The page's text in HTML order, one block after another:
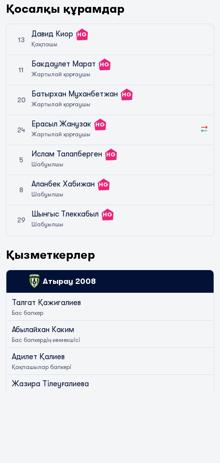
Қосалқы құрамдар
13
Давид Киор
Қақпашы
HG
11
Бакдаулет Марат
Жартылай қорғаушы
HG
20
Батырхан Муханбетжан
Жартылай қорғаушы
HG
24
Ерасыл Жанузак
Жартылай қорғаушы
HG
5
Ислам Талапберген
Шабуылшы
HG
8
Аланбек Хабижан
Шабуылшы
HG
29
Шынгыс Тлеккабыл
Шабуылшы
HG
Қызметкерлер
Атырау 2008
Талгат Қажигалиев
Бас бапкер
Абылайхан Каким
Бас бапкердің көмекшісі
Адилет Қалиев
Қақпашылар бапкері
Жазира Тілеуғалиева